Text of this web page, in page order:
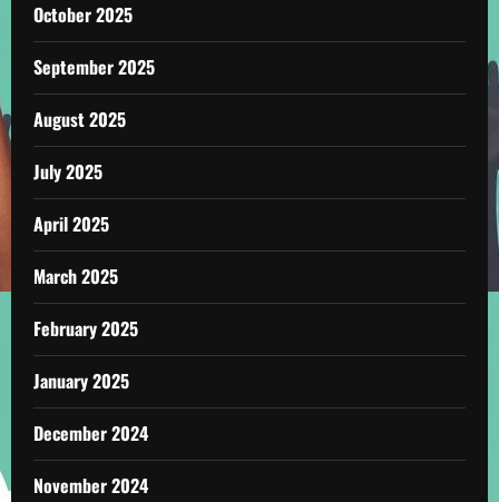
October 2025
September 2025
August 2025
July 2025
April 2025
March 2025
February 2025
January 2025
December 2024
November 2024